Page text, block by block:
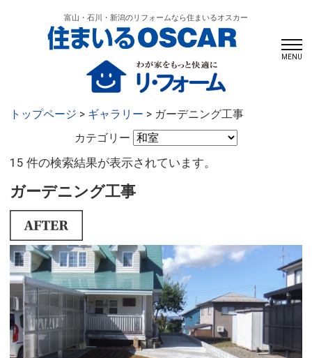
富山・石川・新潟のリフォームなら住まいるオスカー
MENU
トップページ > ギャラリー > ガーデニング工事
カテゴリー
15 件の検索結果が表示されています。
ガーデニング工事